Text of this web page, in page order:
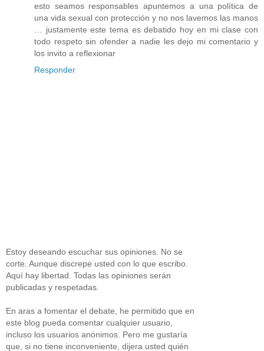
esto seamos responsables apuntemos a una política de
una vida sexual con protección y no nos lavemos las manos
… justamente este tema es debatido hoy en mi clase con
todo respeto sin ofender a nadie les dejo mi comentario y
los invito a reflexionar
Responder
Estoy deseando escuchar sus opiniones. No se
corte. Aunque discrepe usted con lo que escribo.
Aquí hay libertad. Todas las opiniones serán
publicadas y respetadas.
En aras a fomentar el debate, he permitido que en
este blog pueda comentar cualquier usuario,
incluso los usuarios anónimos. Pero me gustaría
que, si no tiene inconveniente, dijera usted quién